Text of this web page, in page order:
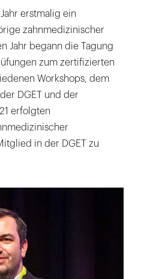
erstmalig ein
zahnmedizinischer
Jahr begann die Tagung
zum zertifizierten
Workshops, dem
DGET und der
erfolgten
in der DGET zu